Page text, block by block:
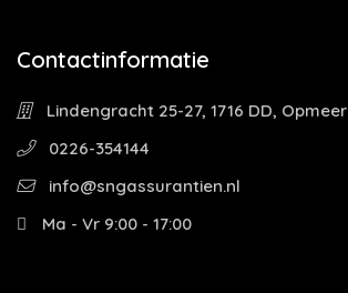
Contactinformatie
Lindengracht 25-27, 1716 DD, Opmeer
0226-354144
info@sngassurantien.nl
Ma - Vr 9:00 - 17:00